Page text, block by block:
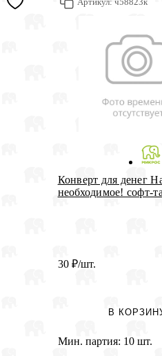
Конверт для денег
необходимое! софт-
30 ₽/шт.
В
Мин. партия: 10 шт.